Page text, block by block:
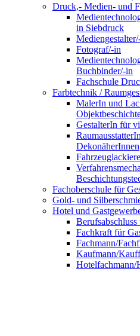
Druck,- Medien- und
in Siebdruck
Fotograf/-in
Buchbinder/-in
Fachschule
Farbtechnik /
MalerIn und
GestalterIn für
DekonäherInnen
Fachoberschule für
Gold- und
Hotel und
Fachkraft für
Fachmann/
Kaufmann/
Hotelfachmann/